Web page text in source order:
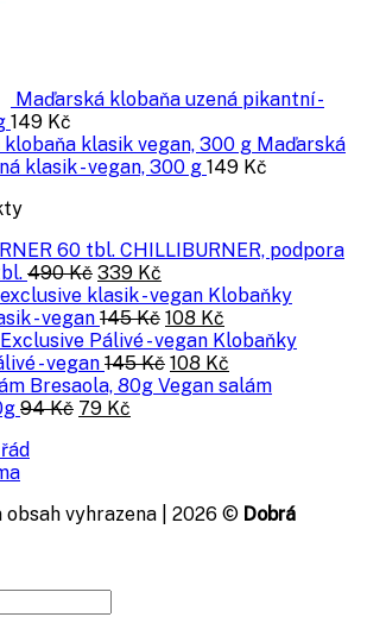
Maďarská klobaňa uzená pikantní -
149 Kč
Maďarská
klasik - vegan, 300 g 149 Kč
CHILLIBURNER, podpora
490Kč Původní
cena
byla:
490 Kč.
339 Kč
cena
je:
339 Kč.
Klobaňky
- vegan 145Kč Původní
cena
byla:
145 Kč.
108 Kč
cena
je:
108 Kč.
Klobaňky
- vegan 145Kč Původní
cena
108 Kč
cena
Vegan salám
94Kč Původní
79 Kč
obsah vyhrazena | 2026 © Dobrá